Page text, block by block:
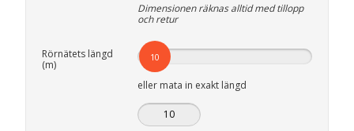
Dimensionen räknas alltid med tillopp
och retur
Rörnätets längd
(m)
10
eller mata in exakt längd